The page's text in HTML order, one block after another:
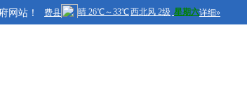
网站！